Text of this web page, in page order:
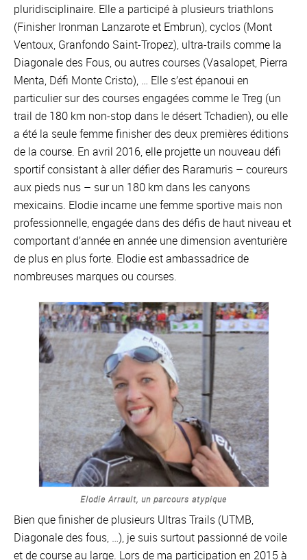
pluridisciplinaire. Elle a participé à plusieurs triathlons
(Finisher Ironman Lanzarote et Embrun), cyclos (Mont
Ventoux, Granfondo Saint-Tropez), ultra-trails comme la
Diagonale des Fous, ou autres courses (Vasalopet, Pierra
Menta, Défi Monte Cristo), … Elle s’est épanoui en
particulier sur des courses engagées comme le Treg (un
trail de 180 km non-stop dans le désert Tchadien), ou elle
a été la seule femme finisher des deux premières éditions
de la course. En avril 2016, elle projette un nouveau défi
sportif consistant à aller défier des Raramuris – coureurs
aux pieds nus – sur un 180 km dans les canyons
mexicains. Elodie incarne une femme sportive mais non
professionnelle, engagée dans des défis de haut niveau et
comportant d’année en année une dimension aventurière
de plus en plus forte. Elodie est ambassadrice de
nombreuses marques ou courses.
Elodie Arrault, un parcours atypique
Bien que finisher de plusieurs Ultras Trails (UTMB,
Diagonale des fous, …), je suis surtout passionné de voile
et de course au large. Lors de ma participation en 2015 à